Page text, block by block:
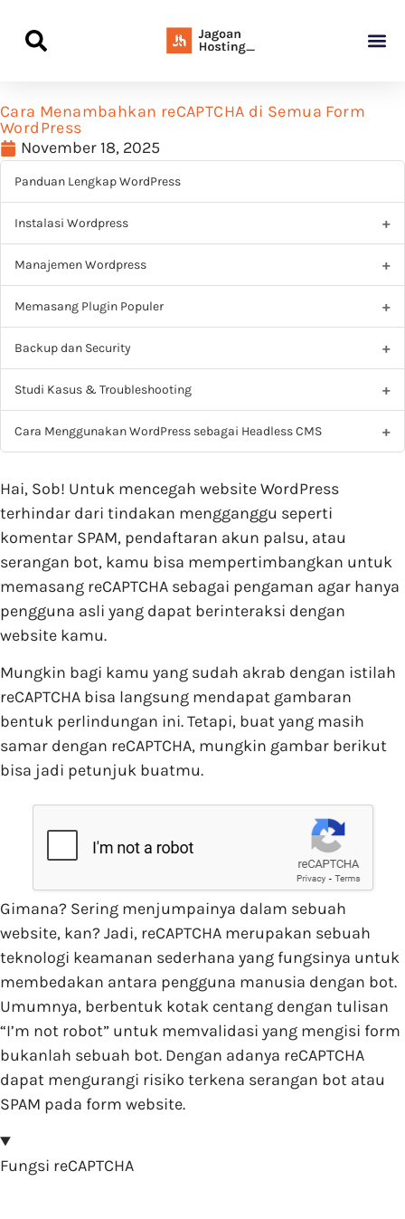
Cara Menambahkan reCAPTCHA di Semua Form
WordPress
November 18, 2025
Panduan Lengkap WordPress
Instalasi Wordpress
Manajemen Wordpress
Memasang Plugin Populer
Backup dan Security
Studi Kasus & Troubleshooting
Cara Menggunakan WordPress sebagai Headless CMS
Hai, Sob! Untuk mencegah website WordPress
terhindar dari tindakan mengganggu seperti
komentar SPAM, pendaftaran akun palsu, atau
serangan bot, kamu bisa mempertimbangkan untuk
memasang reCAPTCHA sebagai pengaman agar hanya
pengguna asli yang dapat berinteraksi dengan
website kamu.
Mungkin bagi kamu yang sudah akrab dengan istilah
reCAPTCHA bisa langsung mendapat gambaran
bentuk perlindungan ini. Tetapi, buat yang masih
samar dengan reCAPTCHA, mungkin gambar berikut
bisa jadi petunjuk buatmu.
Gimana? Sering menjumpainya dalam sebuah
website, kan? Jadi, reCAPTCHA merupakan sebuah
teknologi keamanan sederhana yang fungsinya untuk
membedakan antara pengguna manusia dengan bot.
Umumnya, berbentuk kotak centang dengan tulisan
“I’m not robot” untuk memvalidasi yang mengisi form
bukanlah sebuah bot. Dengan adanya reCAPTCHA
dapat mengurangi risiko terkena serangan bot atau
SPAM pada form website.
Fungsi reCAPTCHA